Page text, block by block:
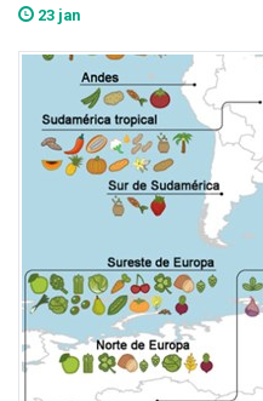
23 jan